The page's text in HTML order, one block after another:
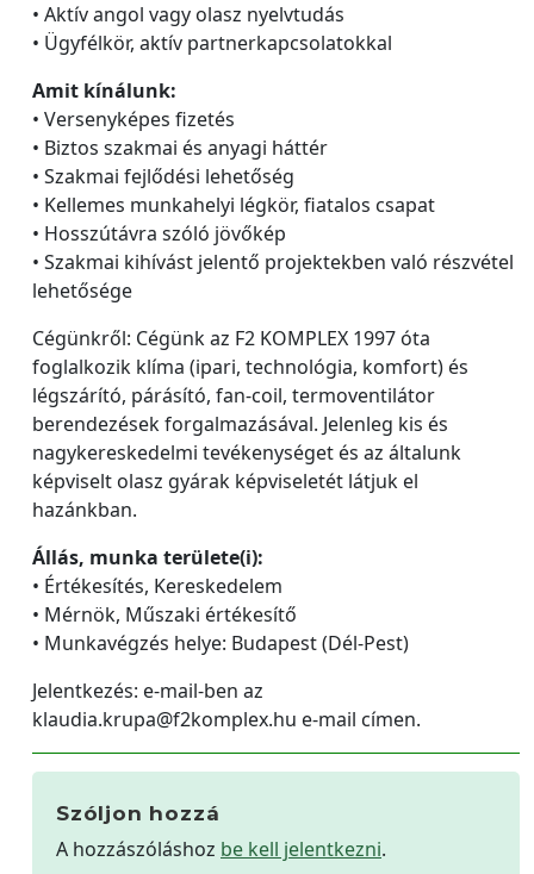
• Aktív angol vagy olasz nyelvtudás
• Ügyfélkör, aktív partnerkapcsolatokkal
Amit kínálunk:
• Versenyképes fizetés
• Biztos szakmai és anyagi háttér
• Szakmai fejlődési lehetőség
• Kellemes munkahelyi légkör, fiatalos csapat
• Hosszútávra szóló jövőkép
• Szakmai kihívást jelentő projektekben való részvétel
lehetősége
Cégünkről: Cégünk az F2 KOMPLEX 1997 óta
foglalkozik klíma (ipari, technológia, komfort) és
légszárító, párásító, fan-coil, termoventilátor
berendezések forgalmazásával. Jelenleg kis és
nagykereskedelmi tevékenységet és az általunk
képviselt olasz gyárak képviseletét látjuk el
hazánkban.
Állás, munka területe(i):
• Értékesítés, Kereskedelem
• Mérnök, Műszaki értékesítő
• Munkavégzés helye: Budapest (Dél-Pest)
Jelentkezés: e-mail-ben az
klaudia.krupa@f2komplex.hu e-mail címen.
Szóljon hozzá
A hozzászóláshoz be kell jelentkezni.